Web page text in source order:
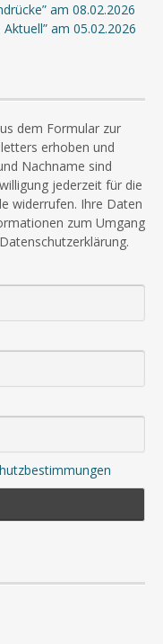
am 08.02.2026
am 05.02.2026
dem Formular zur
erhoben und
Nachname sind
jederzeit für die
widerrufen. Ihre Daten
zum Umgang